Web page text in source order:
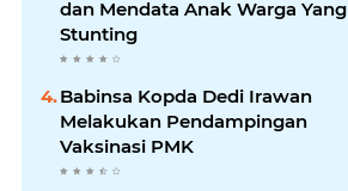
dan Mendata Anak Warga Yang
Stunting
Babinsa Kopda Dedi Irawan
Melakukan Pendampingan
Vaksinasi PMK